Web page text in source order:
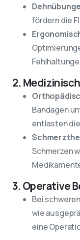
fördern die
2.
Bandagen
entlasten
Schmerzen
3. Operative
Bei
wie
eine